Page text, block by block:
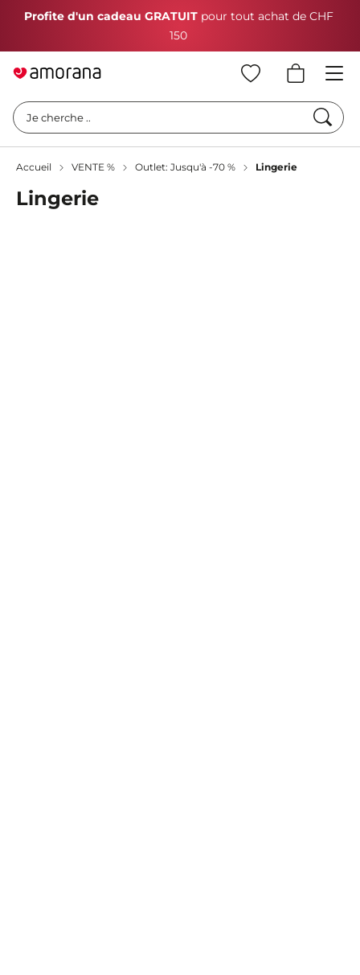
Profite d'un cadeau GRATUITpour tout achat de CHF
150
Je cherche ..
Accueil VENTE % Outlet: Jusqu'à -70 % Lingerie
Lingerie